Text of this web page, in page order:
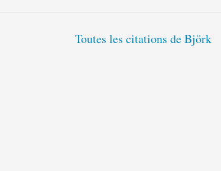
Toutes les citations de Björk